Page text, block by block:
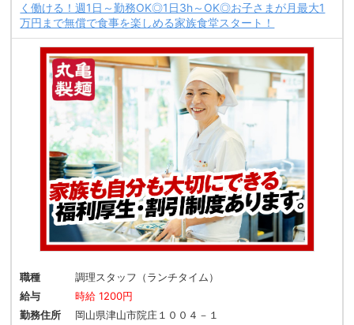
く働ける！週1日～勤務OK◎1日3h～OK◎お子さまが月最大1
万円まで無償で食事を楽しめる家族食堂スタート！
職種
調理スタッフ（ランチタイム）
給与
時給 1200円
勤務住所
岡山県津山市院庄１００４－１